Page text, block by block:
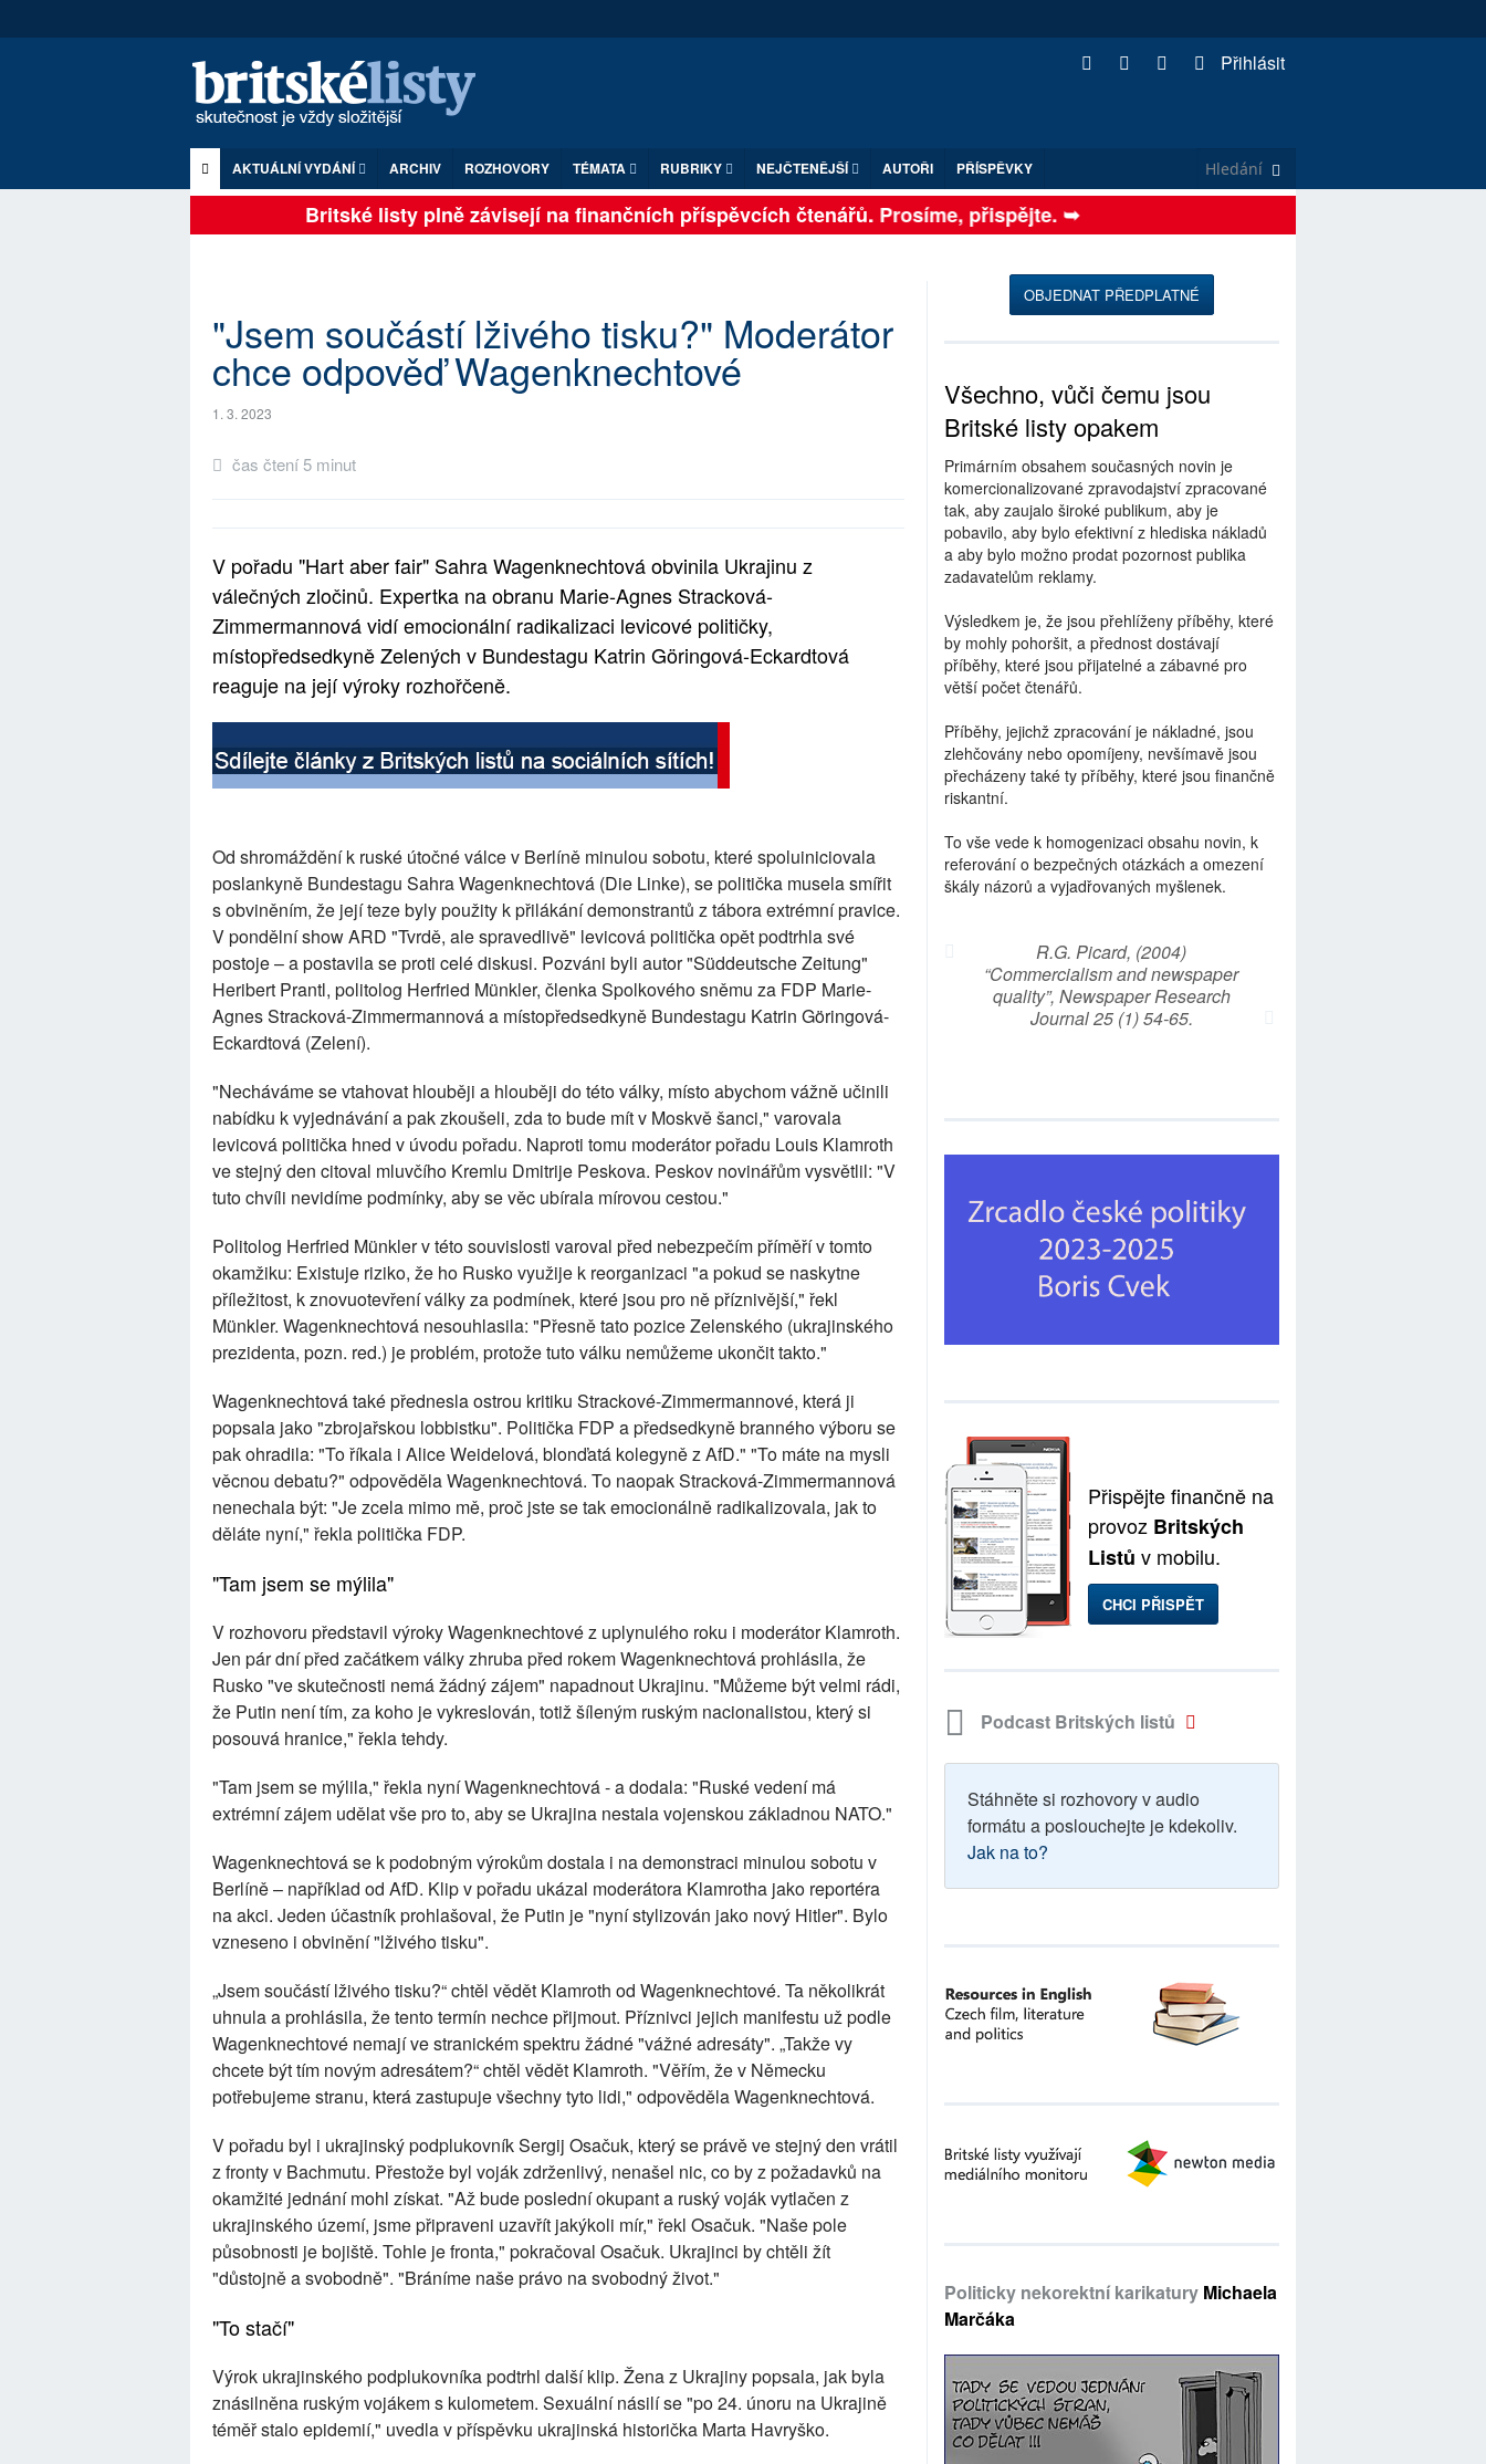
Přihlásit
AKTUÁLNÍ VYDÁNÍ ARCHIV ROZHOVORY TÉMATA RUBRIKY NEJČTENĚJŠÍ AUTOŘI PŘÍSPĚVKY
Britské listy plně závisejí na finančních příspěvcích čtenářů. Prosíme, přispějte. ➥
"Jsem součástí lživého tisku?" Moderátor
chce odpověď Wagenknechtové
1. 3. 2023
čas čtení 5 minut
V pořadu "Hart aber fair" Sahra Wagenknechtová obvinila Ukrajinu z
válečných zločinů. Expertka na obranu Marie-Agnes Stracková-
Zimmermannová vidí emocionální radikalizaci levicové političky,
místopředsedkyně Zelených v Bundestagu Katrin Göringová-Eckardtová
reaguje na její výroky rozhořčeně.
Od shromáždění k ruské útočné válce v Berlíně minulou sobotu, které spoluiniciovala
poslankyně Bundestagu Sahra Wagenknechtová (Die Linke), se politička musela smířit
s obviněním, že její teze byly použity k přilákání demonstrantů z tábora extrémní pravice.
V pondělní show ARD "Tvrdě, ale spravedlivě" levicová politička opět podtrhla své
postoje – a postavila se proti celé diskusi. Pozváni byli autor "Süddeutsche Zeitung"
Heribert Prantl, politolog Herfried Münkler, členka Spolkového sněmu za FDP Marie-
Agnes Stracková-Zimmermannová a místopředsedkyně Bundestagu Katrin Göringová-
Eckardtová (Zelení).
"Necháváme se vtahovat hlouběji a hlouběji do této války, místo abychom vážně učinili
nabídku k vyjednávání a pak zkoušeli, zda to bude mít v Moskvě šanci," varovala
levicová politička hned v úvodu pořadu. Naproti tomu moderátor pořadu Louis Klamroth
ve stejný den citoval mluvčího Kremlu Dmitrije Peskova. Peskov novinářům vysvětlil: "V
tuto chvíli nevidíme podmínky, aby se věc ubírala mírovou cestou."
Politolog Herfried Münkler v této souvislosti varoval před nebezpečím příměří v tomto
okamžiku: Existuje riziko, že ho Rusko využije k reorganizaci "a pokud se naskytne
příležitost, k znovuotevření války za podmínek, které jsou pro ně příznivější," řekl
Münkler. Wagenknechtová nesouhlasila: "Přesně tato pozice Zelenského (ukrajinského
prezidenta, pozn. red.) je problém, protože tuto válku nemůžeme ukončit takto."
Wagenknechtová také přednesla ostrou kritiku Strackové-Zimmermannové, která ji
popsala jako "zbrojařskou lobbistku". Politička FDP a předsedkyně branného výboru se
pak ohradila: "To říkala i Alice Weidelová, blonďatá kolegyně z AfD." "To máte na mysli
věcnou debatu?" odpověděla Wagenknechtová. To naopak Stracková-Zimmermannová
nenechala být: "Je zcela mimo mě, proč jste se tak emocionálně radikalizovala, jak to
děláte nyní," řekla politička FDP.
"Tam jsem se mýlila"
V rozhovoru představil výroky Wagenknechtové z uplynulého roku i moderátor Klamroth.
Jen pár dní před začátkem války zhruba před rokem Wagenknechtová prohlásila, že
Rusko "ve skutečnosti nemá žádný zájem" napadnout Ukrajinu. "Můžeme být velmi rádi,
že Putin není tím, za koho je vykreslován, totiž šíleným ruským nacionalistou, který si
posouvá hranice," řekla tehdy.
"Tam jsem se mýlila," řekla nyní Wagenknechtová - a dodala: "Ruské vedení má
extrémní zájem udělat vše pro to, aby se Ukrajina nestala vojenskou základnou NATO."
Wagenknechtová se k podobným výrokům dostala i na demonstraci minulou sobotu v
Berlíně – například od AfD. Klip v pořadu ukázal moderátora Klamrotha jako reportéra
na akci. Jeden účastník prohlašoval, že Putin je "nyní stylizován jako nový Hitler". Bylo
vzneseno i obvinění "lživého tisku".
„Jsem součástí lživého tisku?“ chtěl vědět Klamroth od Wagenknechtové. Ta několikrát
uhnula a prohlásila, že tento termín nechce přijmout. Příznivci jejich manifestu už podle
Wagenknechtové nemají ve stranickém spektru žádné "vážné adresáty". „Takže vy
chcete být tím novým adresátem?“ chtěl vědět Klamroth. "Věřím, že v Německu
potřebujeme stranu, která zastupuje všechny tyto lidi," odpověděla Wagenknechtová.
V pořadu byl i ukrajinský podplukovník Sergij Osačuk, který se právě ve stejný den vrátil
z fronty v Bachmutu. Přestože byl voják zdrženlivý, nenašel nic, co by z požadavků na
okamžité jednání mohl získat. "Až bude poslední okupant a ruský voják vytlačen z
ukrajinského území, jsme připraveni uzavřít jakýkoli mír," řekl Osačuk. "Naše pole
působnosti je bojiště. Tohle je fronta," pokračoval Osačuk. Ukrajinci by chtěli žít
"důstojně a svobodně". "Bráníme naše právo na svobodný život."
"To stačí"
Výrok ukrajinského podplukovníka podtrhl další klip. Žena z Ukrajiny popsala, jak byla
znásilněna ruským vojákem s kulometem. Sexuální násilí se "po 24. únoru na Ukrajině
téměř stalo epidemií," uvedla v příspěvku ukrajinská historička Marta Havryško.
OBJEDNAT PŘEDPLATNÉ
Všechno, vůči čemu jsou
Britské listy opakem
Primárním obsahem současných novin je
komercionalizované zpravodajství zpracované
tak, aby zaujalo široké publikum, aby je
pobavilo, aby bylo efektivní z hlediska nákladů
a aby bylo možno prodat pozornost publika
zadavatelům reklamy.
Výsledkem je, že jsou přehlíženy příběhy, které
by mohly pohoršit, a přednost dostávají
příběhy, které jsou přijatelné a zábavné pro
větší počet čtenářů.
Příběhy, jejichž zpracování je nákladné, jsou
zlehčovány nebo opomíjeny, nevšímavě jsou
přecházeny také ty příběhy, které jsou finančně
riskantní.
To vše vede k homogenizaci obsahu novin, k
referování o bezpečných otázkách a omezení
škály názorů a vyjadřovaných myšlenek.
R.G. Picard, (2004)
“Commercialism and newspaper
quality”, Newspaper Research
Journal 25 (1) 54-65.
Přispějte finančně na
provoz Britských
Listů v mobilu.
CHCI PŘISPĚT
Podcast Britských listů
Stáhněte si rozhovory v audio
formátu a poslouchejte je kdekoliv.
Jak na to?
Politicky nekorektní karikatury Michaela
Marčáka